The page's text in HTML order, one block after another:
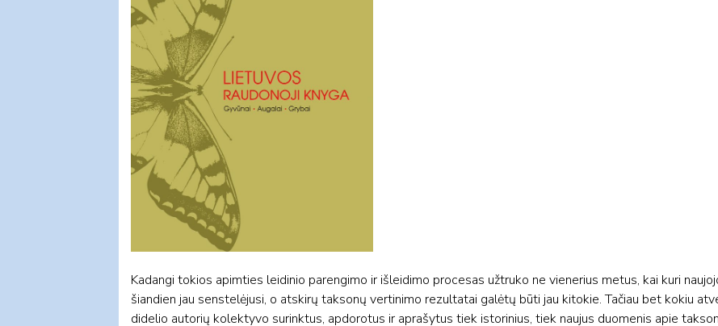
Kadangi tokios apimties leidinio parengimo ir išleidimo procesas užtruko ne vienerius metus, kai kuri
šiandien jau senstelėjusi, o atskirų taksonų vertinimo rezultatai galėtų būti jau kitokie. Tačiau bet kokiu
didelio autorių kolektyvo surinktus, apdorotus ir aprašytus tiek istorinius, tiek naujus duomenis apie